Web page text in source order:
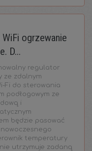
ogrzewanie
D...
regulator
ze zdalnym
Fi do sterowania
podłogowym ze
i
będzie pasować
temperatury
utrzymuje zadaną